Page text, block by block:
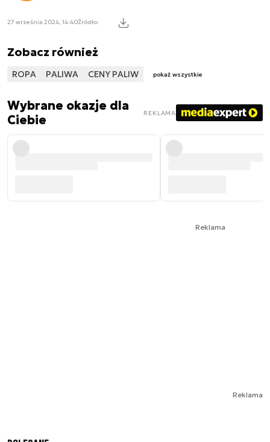
27 września 2024, 14:40Źródło:
Zobacz również
ROPA PALIWA CENY PALIW pokaż wszystkie
Wybrane okazje dla
Ciebie
REKLAMA
Reklama
Reklama